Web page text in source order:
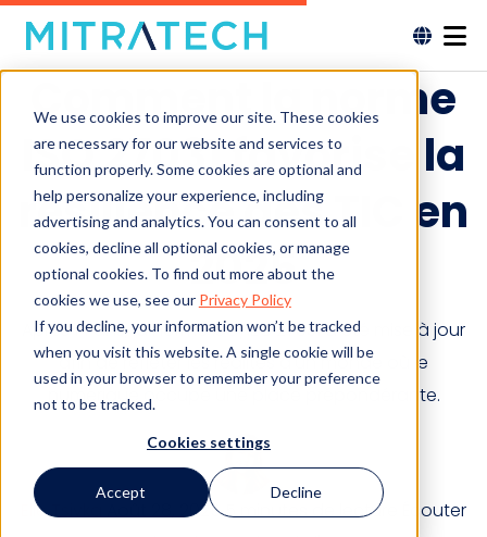
We use cookies to improve our site. These cookies
are necessary for our website and services to
function properly. Some cookies are optional and
help personalize your experience, including
advertising and analytics. You can consent to all
cookies, decline all optional cookies, or manage
optional cookies. To find out more about the
cookies we use, see our Privacy Policy
If you decline, your information won’t be tracked
when you visit this website. A single cookie will be
used in your browser to remember your preference
not to be tracked.
Cookies settings
Accept Decline
Comment la norme
ISO 27031 favorise la
résilience des TIC en
2025
Après 14 ans, la norme ISO/IEC 27031 a été mise à jour
afin de refléter les réalités d'un monde où le
numérique occupe une place prépondérante.
Elle Tsivka Août 28, 20255 minutes de lecture
Écouter